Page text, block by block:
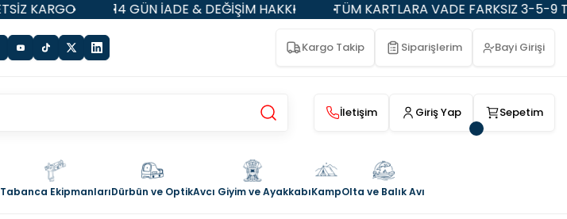
14 GÜN İADE & DEĞİŞİM HAKKI TÜM KARTLARA VADE FARKSIZ 3-5-9 TAKSİT
Kargo Takip Siparişlerim Bayi Girişi
İletişim Giriş Yap Sepetim
Tabanca EkipmanlarıDürbün ve OptikAvcı Giyim ve AyakkabıKampOlta ve Balık Avı